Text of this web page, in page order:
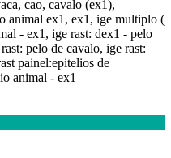
cao, cavalo (ex1),
animal ex1, ex1, ige multiplo (
- ex1, ige rast: dex1 - pelo
pelo de cavalo, ige rast:
painel:epitelios de
animal - ex1